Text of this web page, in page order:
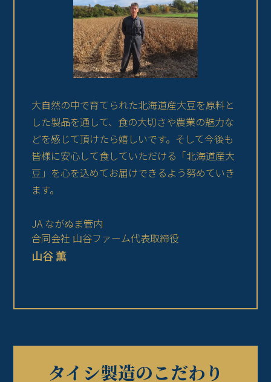
大自然の中で育てられた北海道産大豆を原料と
した製品を通して、食の大切さや農業の魅力な
どを感じて頂けたら嬉しいです。そして今後も
皆様に安心して食していただける「北海道産大
豆」を心を込めてお届けできるよう努めていき
ます。
JA ながぬま管内
合同会社 山谷ファーム代表取締役
山谷 薫
タイシ製造のこだわり